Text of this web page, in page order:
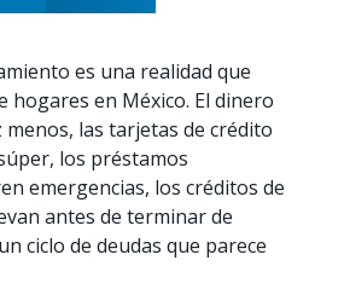
es una realidad que
hogares en México. El dinero
menos, las tarjetas de crédito
los préstamos
emergencias, los créditos de
antes de terminar de
ciclo de deudas que parece